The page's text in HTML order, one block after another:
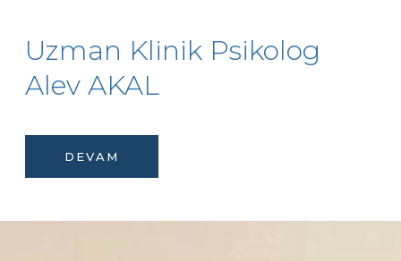
Uzman Klinik Psikolog
Alev AKAL
DEVAM